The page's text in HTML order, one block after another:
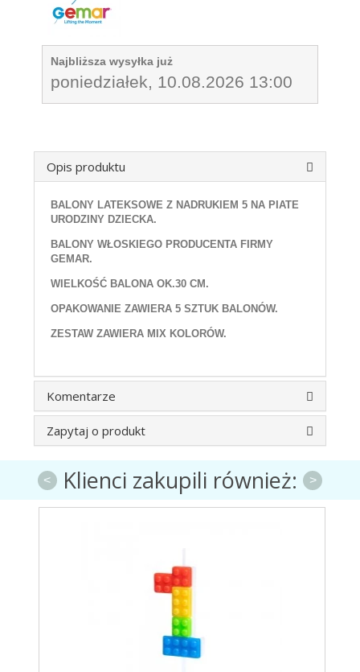
Najbliższa wysyłka już
poniedziałek, 10.08.2026 13:00
Opis produktu
BALONY LATEKSOWE Z NADRUKIEM 5 NA PIATE
URODZINY DZIECKA.
BALONY WŁOSKIEGO PRODUCENTA FIRMY
GEMAR.
WIELKOŚĆ BALONA OK.30 CM.
OPAKOWANIE ZAWIERA 5 SZTUK BALONÓW.
ZESTAW ZAWIERA MIX KOLORÓW.
Komentarze
Zapytaj o produkt
Klienci zakupili również:
< >